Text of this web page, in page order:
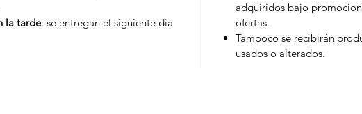
la tarde: se entregan el siguiente día
adquiridos bajo
ofertas.
Tampoco se recibirán
usados o alterados.